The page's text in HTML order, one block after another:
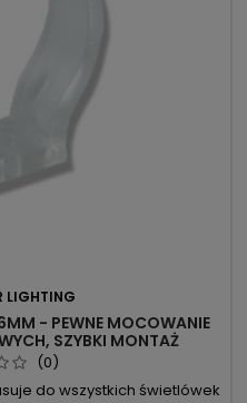
LIGHTING
- PEWNE MOCOWANIE
SZYBKI MONTAŻ
(0)
do wszystkich świetlówek